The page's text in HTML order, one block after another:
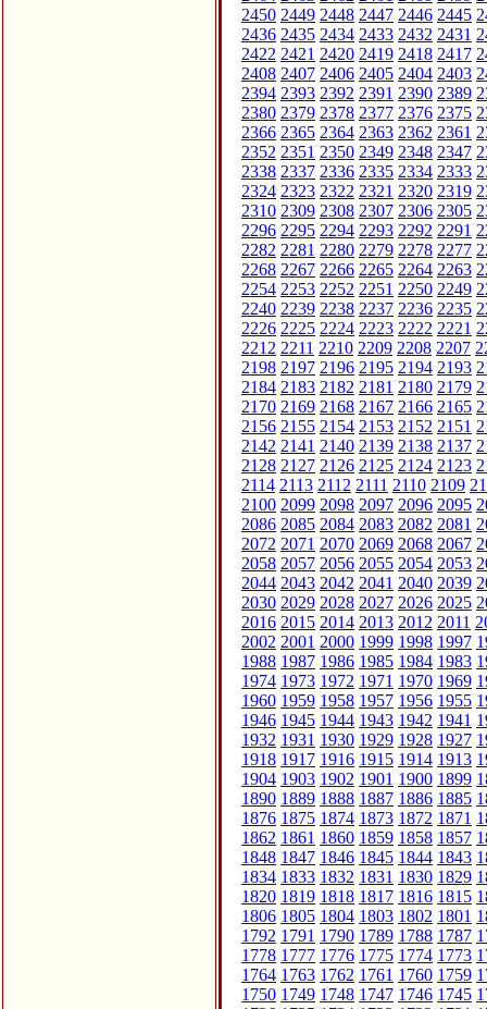
2450 2449 2448 2447 2446 2445
2436 2435 2434 2433 2432 2431
2422 2421 2420 2419 2418 2417
2408 2407 2406 2405 2404 2403
2394 2393 2392 2391 2390 2389
2380 2379 2378 2377 2376 2375
2366 2365 2364 2363 2362 2361
2352 2351 2350 2349 2348 2347
2338 2337 2336 2335 2334 2333
2324 2323 2322 2321 2320 2319
2310 2309 2308 2307 2306 2305
2296 2295 2294 2293 2292 2291
2282 2281 2280 2279 2278 2277
2268 2267 2266 2265 2264 2263
2254 2253 2252 2251 2250 2249
2240 2239 2238 2237 2236 2235
2226 2225 2224 2223 2222 2221
2212 2211 2210 2209 2208 2207
2198 2197 2196 2195 2194 2193
2184 2183 2182 2181 2180 2179
2170 2169 2168 2167 2166 2165
2156 2155 2154 2153 2152 2151
2142 2141 2140 2139 2138 2137
2128 2127 2126 2125 2124 2123
2114 2113 2112 2111 2110 2109
2100 2099 2098 2097 2096 2095
2086 2085 2084 2083 2082 2081
2072 2071 2070 2069 2068 2067
2058 2057 2056 2055 2054 2053
2044 2043 2042 2041 2040 2039
2030 2029 2028 2027 2026 2025
2016 2015 2014 2013 2012 2011
2002 2001 2000 1999 1998 1997
1988 1987 1986 1985 1984 1983
1974 1973 1972 1971 1970 1969
1960 1959 1958 1957 1956 1955
1946 1945 1944 1943 1942 1941
1932 1931 1930 1929 1928 1927
1918 1917 1916 1915 1914 1913
1904 1903 1902 1901 1900 1899
1890 1889 1888 1887 1886 1885
1876 1875 1874 1873 1872 1871
1862 1861 1860 1859 1858 1857
1848 1847 1846 1845 1844 1843
1834 1833 1832 1831 1830 1829
1820 1819 1818 1817 1816 1815
1806 1805 1804 1803 1802 1801
1792 1791 1790 1789 1788 1787
1778 1777 1776 1775 1774 1773
1764 1763 1762 1761 1760 1759
1750 1749 1748 1747 1746 1745